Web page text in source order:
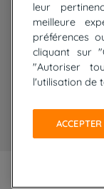
Cyclades : Amorgos
Randonnée aux
De Collioure à
Découverte des
Rando Réunion en
Trek sur Tenerife
leur
meilleure
préférences
cliquant sur
"Autoriser
l'utilisation de
ACCEPTER